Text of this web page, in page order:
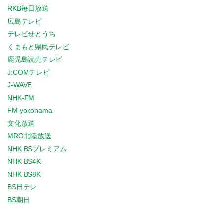
RKB毎日放送
広島テレビ
テレビせとうち
くまもと県民テレビ
鹿児島読売テレビ
J:COMテレビ
J-WAVE
NHK-FM
FM yokohama
文化放送
MRO北陸放送
NHK BSプレミアム
NHK BS4K
NHK BS8K
BS日テレ
BS朝日